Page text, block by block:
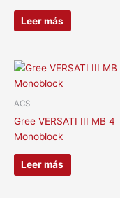
Leer más
ACS
Gree VERSATI III MB 4
Monoblock
Leer más